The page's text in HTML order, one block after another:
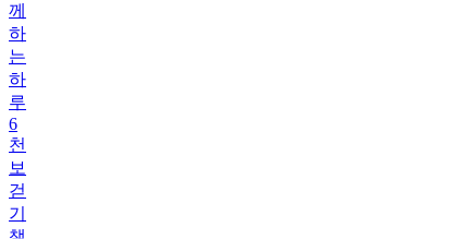
께
하
는
하
루
6
천
보
걷
기